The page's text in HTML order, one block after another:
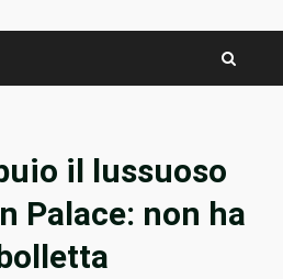
il lussuoso
Palace: non ha